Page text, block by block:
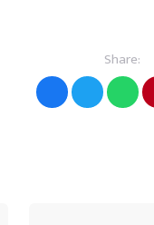
Share: